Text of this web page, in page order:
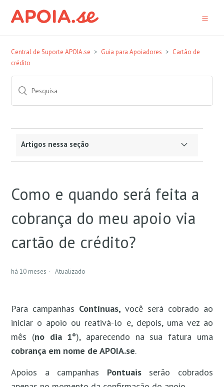
Central de Suporte APOIA.se Guia para Apoiadores
Cartão de
crédito
Artigos nessa seção
Como e quando será feita a cobrança do meu
apoio via cartão de crédito?
Como trocar meu cartão de crédito e transferir os
Como remover meu cartão de crédito?
Como e quando será feita a
cobrança do meu apoio via
cartão de crédito?
há 10 meses Atualizado
Para campanhas Contínuas,você será cobrado ao
iniciar o apoio ou reativá-lo e, depois, uma vez ao
mês (no dia 1º), aparecendo na sua fatura uma
cobrança em nome de APOIA.se.
Apoios a campanhas Pontuaisserão cobrados